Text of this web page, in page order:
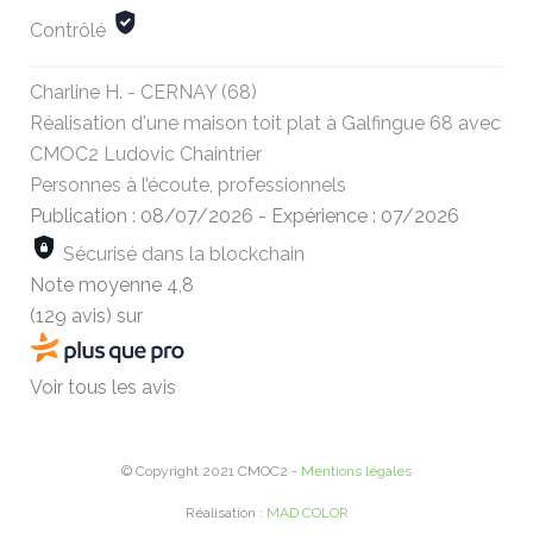
Contrôlé
Charline H. - CERNAY (68)
Réalisation d'une maison toit plat à Galfingue 68 avec
CMOC2 Ludovic Chaintrier
Personnes à l’écoute, professionnels
Publication : 08/07/2026 - Expérience : 07/2026
Sécurisé dans la blockchain
Note moyenne 4,8
(129 avis) sur
Voir tous les avis
© Copyright 2021 CMOC2 - Mentions légales
Réalisation : MAD COLOR